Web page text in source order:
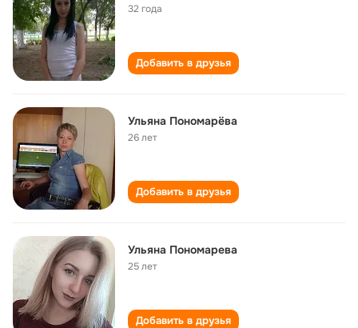
32 года
Добавить в друзья
Ульяна Пономарёва
26 лет
Добавить в друзья
Ульяна Пономарева
25 лет
Добавить в друзья